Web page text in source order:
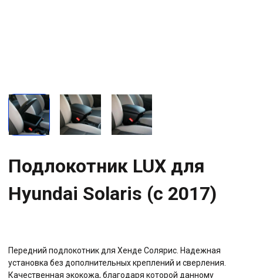
Подлокотник LUX для
Hyundai Solaris (с 2017)
Передний подлокотник для Хенде Солярис. Надежная
установка без дополнительных креплений и сверления.
Качественная экокожа, благодаря которой данному